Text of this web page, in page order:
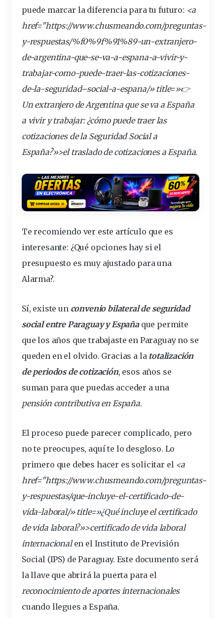
puede marcar la diferencia para tu futuro: <a
href="https://www.chusmeando.com/preguntas-
y-respuestas/%f0%9f%91%89-un-extranjero-
de-argentina-que-se-va-a-espana-a-vivir-y-
trabajar-como-puede-traer-las-cotizaciones-
de-la-seguridad–social-a-espana/» title=»👉
Un extranjero de Argentina que se va a España
a vivir y trabajar: ¿cómo puede traer las
cotizaciones de la Seguridad Social a
España?»>el traslado de cotizaciones a España.
Te recomiendo ver este artículo que es
interesante: ¿Qué opciones hay si el
presupuesto es muy ajustado para una
Alarma?.
Sí, existe un convenio bilateralde seguridad
social entre Paraguay y Españaque permite
que los años que trabajaste en Paraguay no se
queden en el olvido. Gracias a la totalización
de periodos decotización, esos años se
suman para que puedas acceder a una
pensióncontributiva en España.
El proceso puede parecer complicado, pero
no te preocupes, aquí te lo desgloso. Lo
primero que debes hacer es solicitar el <a
href="https://www.chusmeando.com/preguntas-
y-respuestas/que-incluye-el-certificado-de-
vida-laboral/» title=»¿Qué incluye el certificado
de vida laboral?»>certificado de vida laboral
internacionalen el Instituto de Previsión
Social (IPS) de Paraguay. Este documento será
la llave que abrirá la puerta para el
reconocimiento de aportes internacionales
cuando llegues a España.